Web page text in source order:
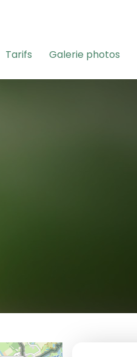
Tarifs Galerie photos